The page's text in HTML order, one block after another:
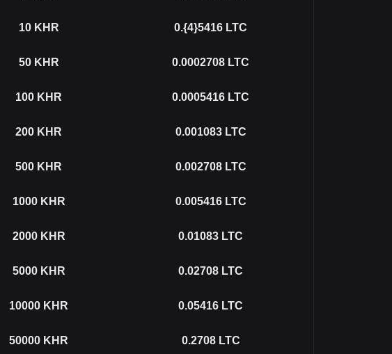
10 KHR 0.{4}5416 LTC
50 KHR 0.0002708 LTC
100 KHR 0.0005416 LTC
200 KHR 0.001083 LTC
500 KHR 0.002708 LTC
1000 KHR 0.005416 LTC
2000 KHR 0.01083 LTC
5000 KHR 0.02708 LTC
10000 KHR 0.05416 LTC
50000 KHR 0.2708 LTC